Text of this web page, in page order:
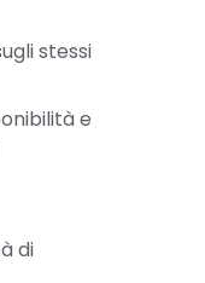
stessi
e
di